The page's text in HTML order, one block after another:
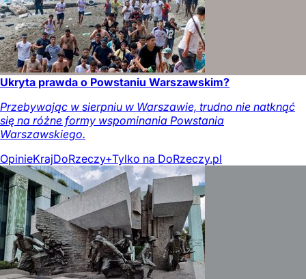
Ukryta prawda o Powstaniu Warszawskim?
Przebywając w sierpniu w Warszawie, trudno nie natknąć
się na różne formy wspominania Powstania
Warszawskiego.
OpinieKrajDoRzeczy+Tylko na DoRzeczy.pl